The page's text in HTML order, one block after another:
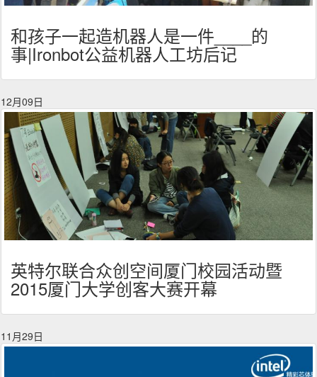
和孩子一起造机器人是一件____的
事|Ironbot公益机器人工坊后记
12月09日
英特尔联合众创空间厦门校园活动暨
2015厦门大学创客大赛开幕
11月29日